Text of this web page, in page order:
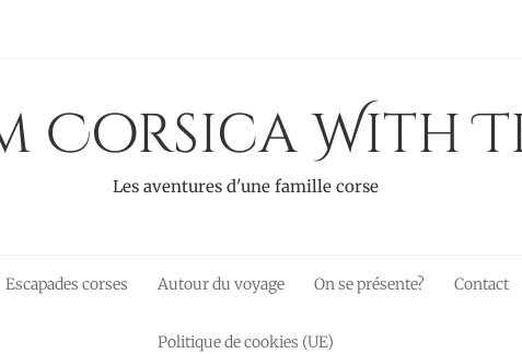
Corsica With
Les aventures d'une famille corse
Escapades corses Autour du voyage On se présente? Contact
Politique de cookies (UE)